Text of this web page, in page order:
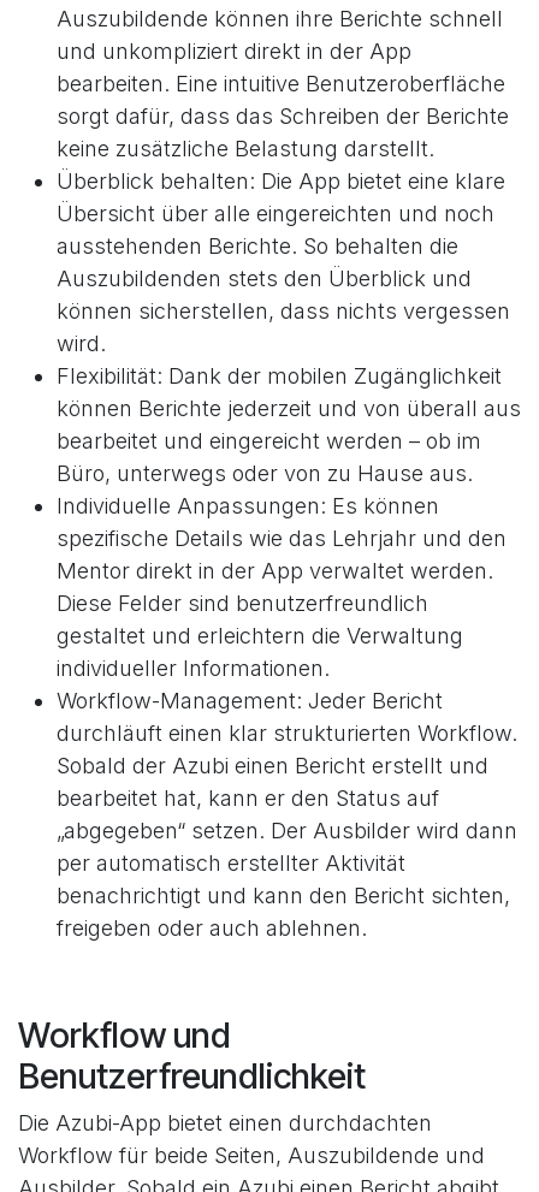
Auszubildende können ihre Berichte schnell
und unkompliziert direkt in der App
bearbeiten. Eine intuitive Benutzeroberfläche
sorgt dafür, dass das Schreiben der Berichte
keine zusätzliche Belastung darstellt.
Überblick behalten: Die App bietet eine klare
Übersicht über alle eingereichten und noch
ausstehenden Berichte. So behalten die
Auszubildenden stets den Überblick und
können sicherstellen, dass nichts vergessen
wird.
Flexibilität: Dank der mobilen Zugänglichkeit
können Berichte jederzeit und von überall aus
bearbeitet und eingereicht werden – ob im
Büro, unterwegs oder von zu Hause aus.
Individuelle Anpassungen: Es können
spezifische Details wie das Lehrjahr und den
Mentor direkt in der App verwaltet werden.
Diese Felder sind benutzerfreundlich
gestaltet und erleichtern die Verwaltung
individueller Informationen.
Workflow-Management: Jeder Bericht
durchläuft einen klar strukturierten Workflow.
Sobald der Azubi einen Bericht erstellt und
bearbeitet hat, kann er den Status auf
„abgegeben“ setzen. Der Ausbilder wird dann
per automatisch erstellter Aktivität
benachrichtigt und kann den Bericht sichten,
freigeben oder auch ablehnen.
Workflow und
Benutzerfreundlichkeit
Die Azubi-App bietet einen durchdachten
Workflow für beide Seiten, Auszubildende und